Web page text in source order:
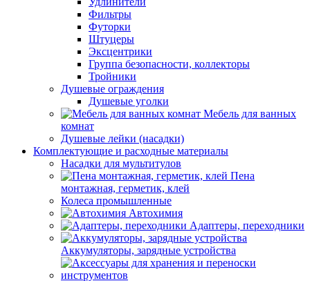
Фильтры
Футорки
Штуцеры
Эксцентрики
Группа безопасности, коллекторы
Тройники
Душевые ограждения
Душевые уголки
Мебель для ванных
комнат
Душевые лейки (насадки)
Комплектующие и расходные материалы
Насадки для мультитулов
Пена
монтажная, герметик, клей
Колеса промышленные
Автохимия
Адаптеры, переходники
Аккумуляторы, зарядные устройства